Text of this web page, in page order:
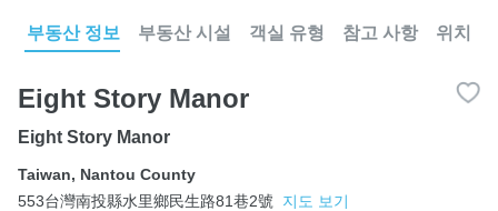
부동산 정보 부동산 시설 객실 유형 참고 사항 위치
Eight Story Manor
Eight Story Manor
Taiwan, Nantou County
553台灣南投縣水里鄉民生路81巷2號
지도 보기